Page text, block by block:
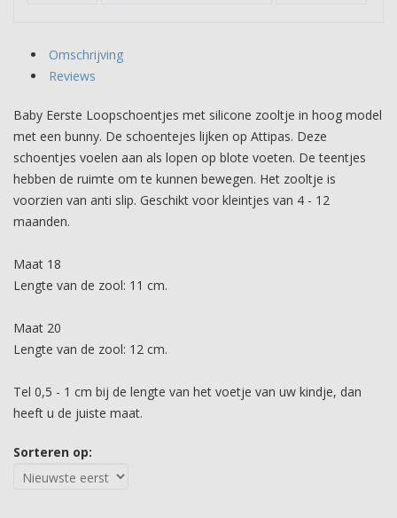
Omschrijving
Reviews
Baby Eerste Loopschoentjes met silicone zooltje in hoog model
met een bunny. De schoentejes lijken op Attipas. Deze
schoentjes voelen aan als lopen op blote voeten. De teentjes
hebben de ruimte om te kunnen bewegen. Het zooltje is
voorzien van anti slip. Geschikt voor kleintjes van 4 - 12
maanden.
Maat 18
Lengte van de zool: 11 cm.
Maat 20
Lengte van de zool: 12 cm.
Tel 0,5 - 1 cm bij de lengte van het voetje van uw kindje, dan
heeft u de juiste maat.
Sorteren op: